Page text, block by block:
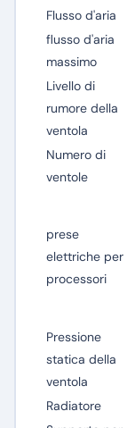
Flusso d'aria
flusso d'aria
massimo
Livello di
rumore della
ventola
Numero di
ventole
prese
elettriche per
processori
Pressione
statica della
ventola
Radiatore